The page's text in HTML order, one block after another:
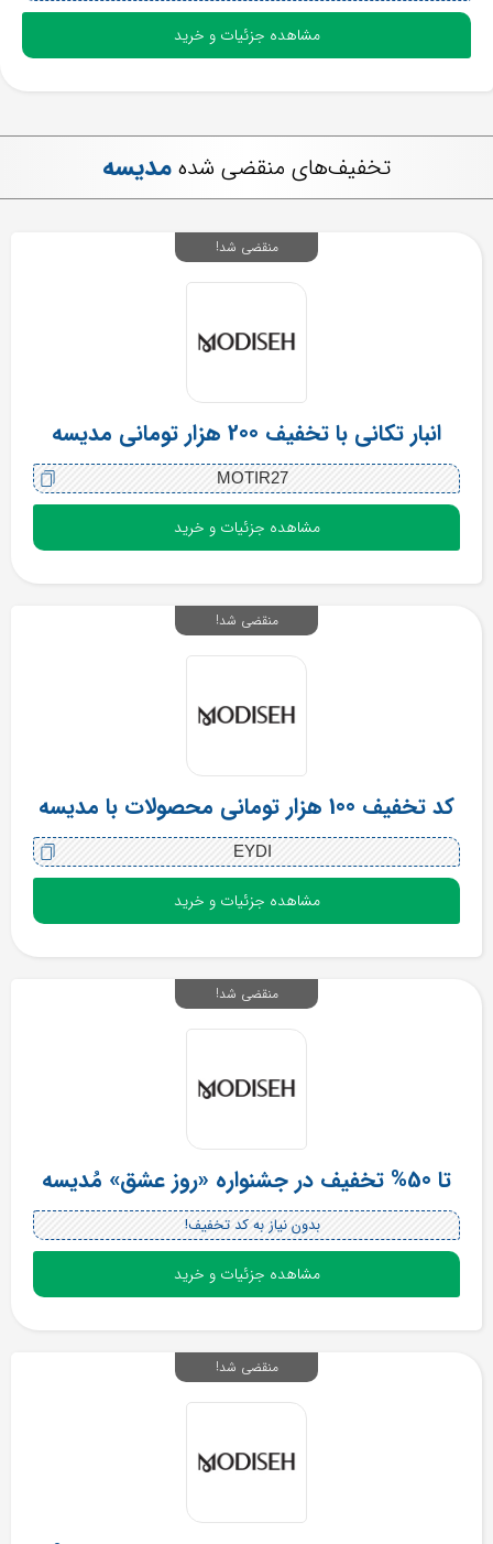
مشاهده جزئیات و خرید
تخفیف‌های منقضی شدهمدیسه
انبار تکانی با تخفیف 200 هزار تومانی مدیسه
MOTIR27
مشاهده جزئیات و خرید
منقضی شد!
کد تخفیف 100 هزار تومانی محصولات با مدیسه
EYDI
مشاهده جزئیات و خرید
منقضی شد!
تا 50% تخفیف در جشنواره «روز عشق» مُدیسه
بدون نیاز به کد تخفیف!
مشاهده جزئیات و خرید
منقضی شد!
منقضی شد!